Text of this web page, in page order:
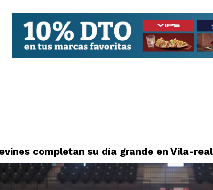
completan su día grande en Vila-real